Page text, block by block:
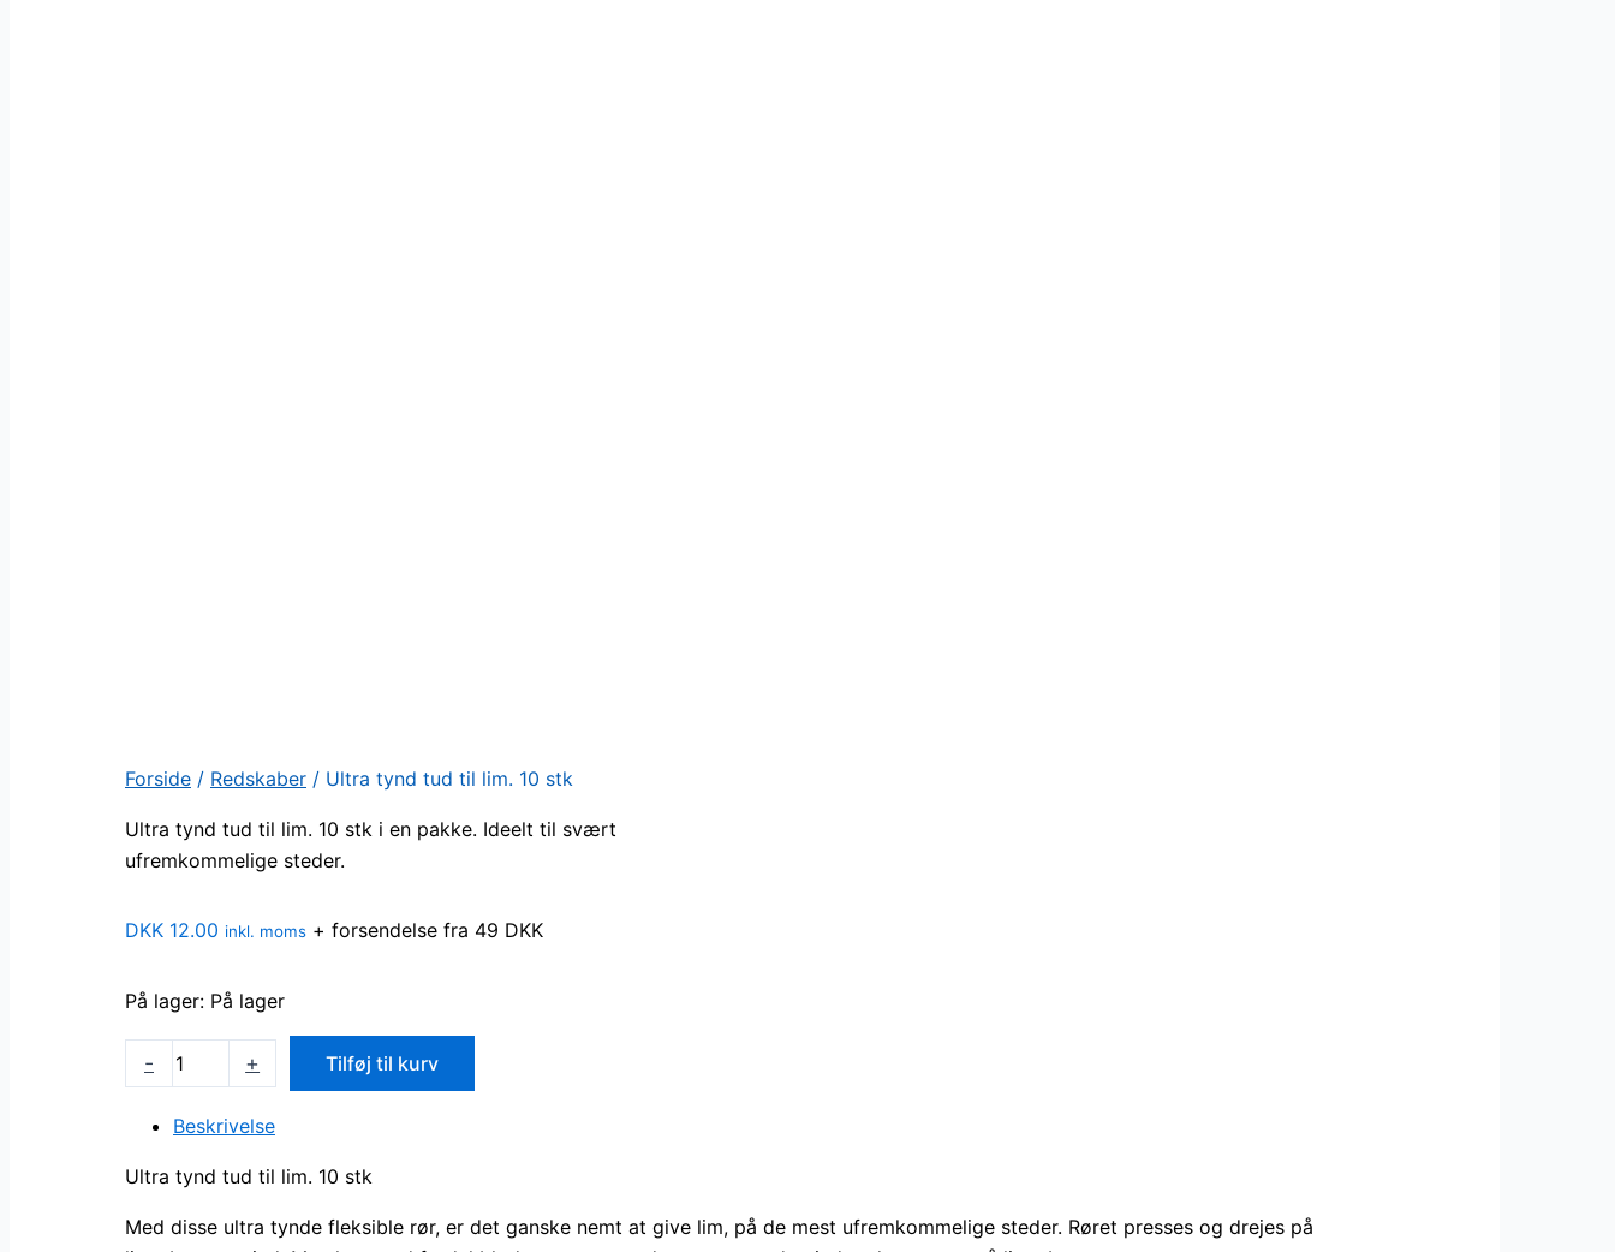
Forside / Redskaber / Ultra tynd tud til lim. 10 stk
Ultra tynd tud til lim. 10 stk i en pakke. Ideelt til svært
ufremkommelige steder.
DKK 12.00 inkl. moms + forsendelse fra 49 DKK
På lager: På lager
-
tynd
lim.
stk
+ Tilføj til kurv
Beskrivelse
Ultra tynd tud til lim. 10 stk
Med disse ultra tynde fleksible rør, er det ganske nemt at give lim, på de mest ufremkommelige steder. Røret presses og drejes på